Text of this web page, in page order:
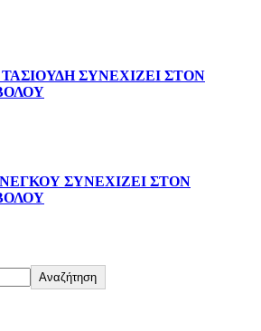
ΣΥΝΕΧΙΖΕΙ ΣΤΟΝ
ΣΥΝΕΧΙΖΕΙ ΣΤΟΝ
Αναζήτηση